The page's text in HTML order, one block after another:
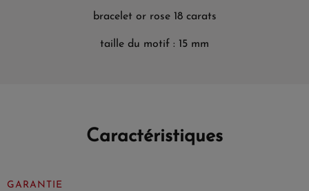
bracelet or rose 18 carats
taille du motif : 15 mm
Caractéristiques
GARANTIE